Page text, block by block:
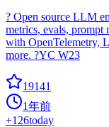
? Open source LLM
metrics, evals, prompt
with OpenTelemetry,
more. ?YC W23
19141
1年前
+126today